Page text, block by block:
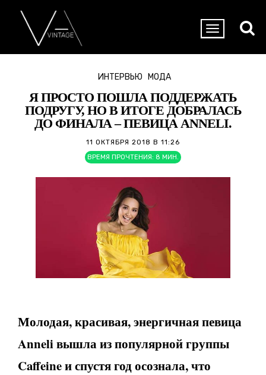
ИНТЕРВЬЮ МОДА
Я ПРОСТО ПОШЛА ПОДДЕРЖАТЬ
ПОДРУГУ, НО В ИТОГЕ ДОБРАЛАСЬ
ДО ФИНАЛА – ПЕВИЦА ANNELI.
11 ОКТЯБРЯ 2018 В 11:26
ВРЕМЯ ПРОЧТЕНИЯ: 8 МИН.
Молодая, красивая, энергичная певица
Anneliвышла из популярной группы
Caffeineи спустя год осознала, что